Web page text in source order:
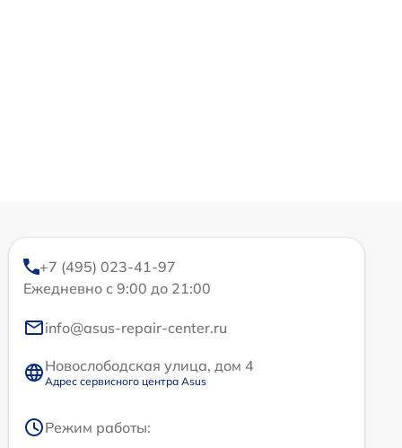
+7 (495) 023-41-97
Ежедневно с 9:00 до 21:00
info@asus-repair-center.ru
Новослободская улица, дом 4
Адрес сервисного центра Asus
Режим работы: